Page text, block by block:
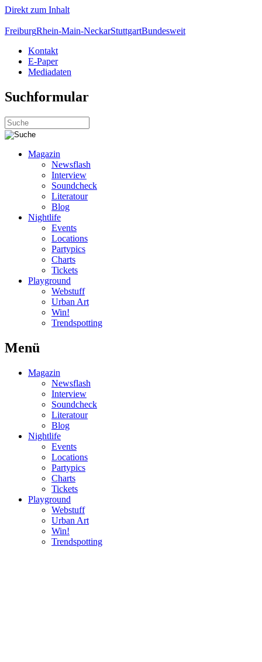
Direkt zum Inhalt
FreiburgRhein-Main-NeckarStuttgartBundesweit
Kontakt
E-Paper
Mediadaten
Suchformular
Magazin
Newsflash
Interview
Soundcheck
Literatour
Blog
Nightlife
Events
Locations
Partypics
Charts
Tickets
Playground
Webstuff
Urban Art
Win!
Trendspotting
Menü
Magazin
Newsflash
Interview
Soundcheck
Literatour
Blog
Nightlife
Events
Locations
Partypics
Charts
Tickets
Playground
Webstuff
Urban Art
Win!
Trendspotting